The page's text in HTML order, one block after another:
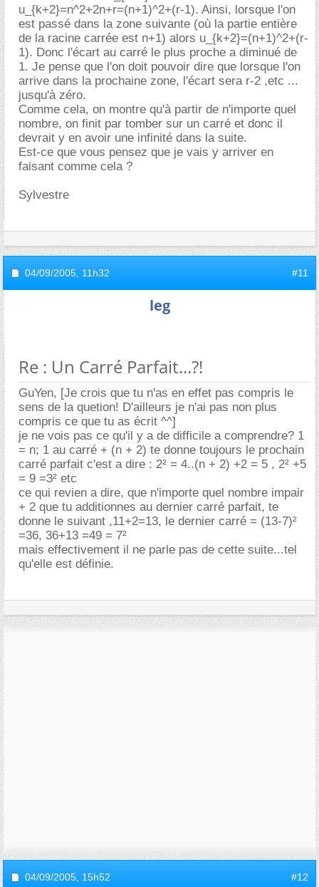
u_{k+2}=n^2+2n+r=(n+1)^2+(r-1). Ainsi, lorsque l'on
est passé dans la zone suivante (où la partie entière
de la racine carrée est n+1) alors u_{k+2}=(n+1)^2+(r-
1). Donc l'écart au carré le plus proche a diminué de
1. Je pense que l'on doit pouvoir dire que lorsque l'on
arrive dans la prochaine zone, l'écart sera r-2 ,etc ...
jusqu'à zéro.
Comme cela, on montre qu'à partir de n'importe quel
nombre, on finit par tomber sur un carré et donc il
devrait y en avoir une infinité dans la suite.
Est-ce que vous pensez que je vais y arriver en
faisant comme cela ?
Sylvestre
04/09/2005, 11h32 #11
leg
Re : Un Carré Parfait...?!
GuYen, [Je crois que tu n'as en effet pas compris le
sens de la quetion! D'ailleurs je n'ai pas non plus
compris ce que tu as écrit ^^]
je ne vois pas ce qu'il y a de difficile a comprendre? 1
= n; 1 au carré + (n + 2) te donne toujours le prochain
carré parfait c'est a dire : 2² = 4..(n + 2) +2 = 5 , 2² +5
= 9 =3² etc
ce qui revien a dire, que n'importe quel nombre impair
+ 2 que tu additionnes au dernier carré parfait, te
donne le suivant ,11+2=13, le dernier carré = (13-7)²
=36, 36+13 =49 = 7²
mais effectivement il ne parle pas de cette suite...tel
qu'elle est définie.
04/09/2005, 15h52 #12